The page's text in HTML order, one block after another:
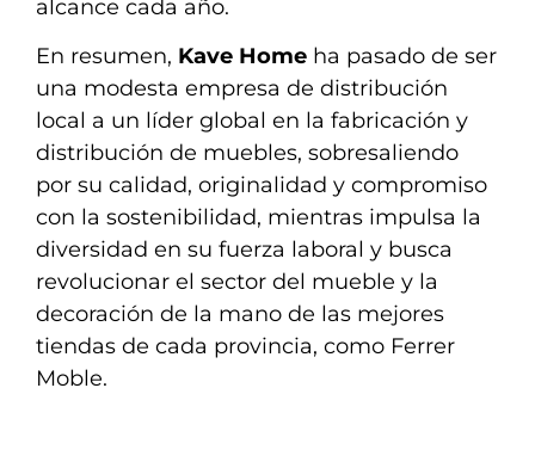
alcance cada año.
En resumen, Kave Home ha pasado de ser
una modesta empresa de distribución
local a un líder global en la fabricación y
distribución de muebles, sobresaliendo
por su calidad, originalidad y compromiso
con la sostenibilidad, mientras impulsa la
diversidad en su fuerza laboral y busca
revolucionar el sector del mueble y la
decoración de la mano de las mejores
tiendas de cada provincia, como Ferrer
Moble.